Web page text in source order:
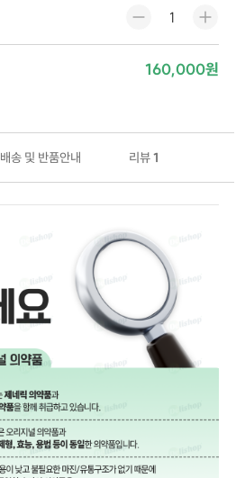
160,000원
배송 및 반품안내 리뷰1